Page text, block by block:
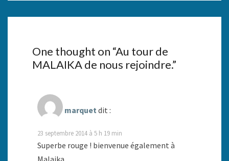
One thought on “Au tour de
MALAIKA de nous rejoindre.”
marquet dit :
23 septembre 2014 à 5 h 19 min
Superbe rouge ! bienvenue également à